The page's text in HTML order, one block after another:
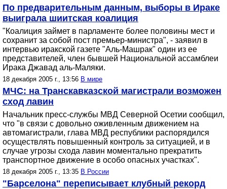
По предварительным данным, выборы в Ираке
выиграла шиитская коалиция
"Коалиция займет в парламенте более половины мест и
сохранит за собой пост премьер-министра", - заявил в
интервью иракской газете "Аль-Машрак" один из ее
представителей, член бывшей Национальной ассамблеи
Ирака Джавад аль-Маляки.
18 декабря 2005 г., 13:56 В мире
МЧС: на Транскавказской магистрали возможен
сход лавин
Начальник пресс-службы МВД Северной Осетии сообщил,
что "в связи с довольно оживленным движением на
автомагистрали, глава МВД республики распорядился
осуществлять повышенный контроль за ситуацией, и в
случае угрозы схода лавин моментально прекратить
транспортное движение в особо опасных участках".
18 декабря 2005 г., 13:35 В России
"Барселона" переписывает клубный рекорд